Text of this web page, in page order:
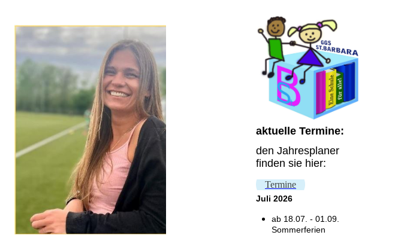
aktuelle Termine:
den Jahresplaner
finden sie hier:
Termine
Juli 2026
ab 18.07. - 01.09.
Sommerferien